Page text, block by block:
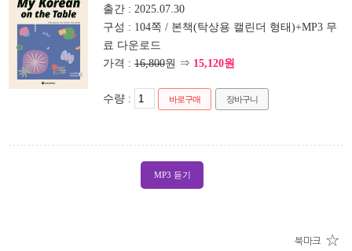
출간 : 2025.07.30
구성 : 104쪽 / 본책(탁상용 캘린더 형태)+MP3 무
료 다운로드
가격 : 16,800원 ⇒ 15,120원
수량 : 바로구매 장바구니
MP3 듣기